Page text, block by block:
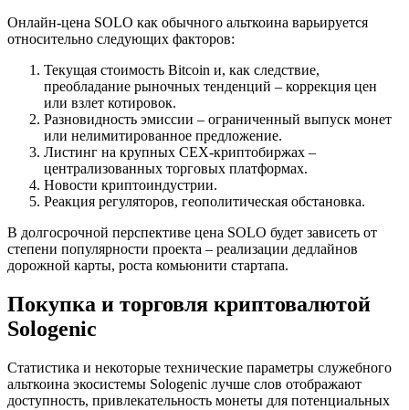
Онлайн-цена SOLO как обычного альткоина варьируется
относительно следующих факторов:
Текущая стоимость Bitcoin и, как следствие,
преобладание рыночных тенденций – коррекция цен
или взлет котировок.
Разновидность эмиссии – ограниченный выпуск монет
или нелимитированное предложение.
Листинг на крупных CEX-криптобиржах –
централизованных торговых платформах.
Новости криптоиндустрии.
Реакция регуляторов, геополитическая обстановка.
В долгосрочной перспективе цена SOLO будет зависеть от
степени популярности проекта – реализации дедлайнов
дорожной карты, роста комьюнити стартапа.
Покупка и торговля криптовалютой
Sologenic
Статистика и некоторые технические параметры служебного
альткоина экосистемы Sologenic лучше слов отображают
доступность, привлекательность монеты для потенциальных